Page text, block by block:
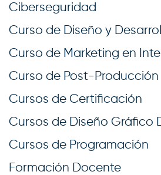
Ciberseguridad
Curso de Diseño y
Curso de Marketing en
Curso de Post-Producción
Cursos de Certificación
Cursos de Diseño Gráfico
Cursos de Programación
Formación Docente